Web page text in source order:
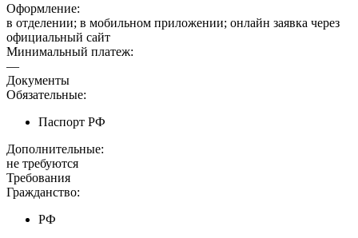
Оформление:
в отделении; в мобильном приложении; онлайн заявка через
официальный сайт
Минимальный платеж:
—
Документы
Обязательные:
Паспорт РФ
Дополнительные:
не требуются
Требования
Гражданство:
РФ